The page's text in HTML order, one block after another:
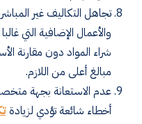
تجاهل التكاليف غير
والأعمال الإضافية التي
شراء المواد دون مقارنة
مبالغ أعلى من اللازم.
عدم الاستعانة بجهة
أخطاء شائعة تؤدي لزيادة